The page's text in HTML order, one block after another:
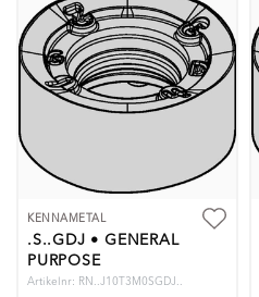
KENNAMETAL
.S..GDJ • GENERAL
PURPOSE
Artikelnr: RN..J10T3M0SGDJ..